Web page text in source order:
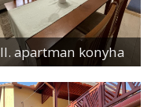
II. apartman konyha